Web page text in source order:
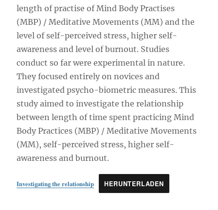
length of practise of Mind Body Practises
(MBP) / Meditative Movements (MM) and the
level of self-perceived stress, higher self-
awareness and level of burnout. Studies
conduct so far were experimental in nature.
They focused entirely on novices and
investigated psycho-biometric measures. This
study aimed to investigate the relationship
between length of time spent practicing Mind
Body Practices (MBP) / Meditative Movements
(MM), self-perceived stress, higher self-
awareness and burnout.
Investigating the relationship HERUNTERLADEN